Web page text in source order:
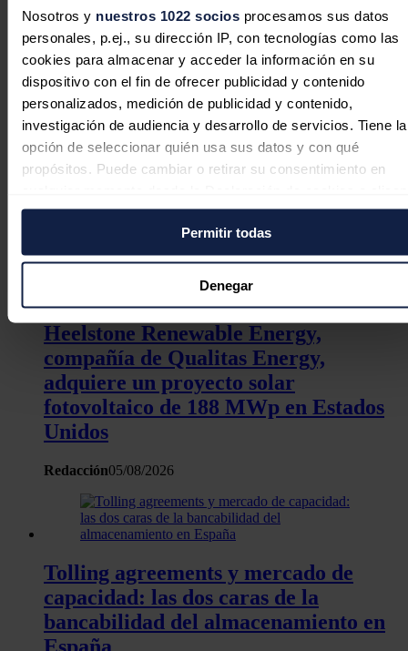
Nosotros y nuestros 1022 sociosprocesamos sus datos
personales, p.ej., su dirección IP, con tecnologías como las
cookies para almacenar y acceder la información en su
dispositivo con el fin de ofrecer publicidad y contenido
personalizados, medición de publicidad y contenido,
investigación de audiencia y desarrollo de servicios. Tiene la
opción de seleccionar quién usa sus datos y con qué
propósitos. Puede cambiar o retirar su consentimiento en
en el Menú de consentimiento.
Si lo permite, también quisiéramos:
Recopilar información sobre su ubicación geográfica
puede tener una precisión de varios metros
Identificar su dispositivo analizándolo activamente
buscar características específicas (huellas digitales)
Obtenga más información sobre cómo se procesan sus
personales y establezca sus preferencias en la
datos. Puede cambiar o retirar su consentimiento en
momento en la Declaración de cookies.
contenido y los anuncios, ofrecer funciones de redes
analizar el tráfico. Además, compartimos información sobre
uso que haga del sitio web con nuestros partners de redes
sociales, publicidad y análisis web, quienes pueden
con otra información que les haya proporcionado o que
recopilado a partir del uso que haya hecho de sus servicios.
Permitir todas
Denegar
Jaime Santisteban07/08/2026
Los spreads récord de julio en España
y Portugal refuerzan la señal para el
Aleasoft Energy Forecasting06/08/2026
Heelstone Renewable Energy,
compañía de Qualitas Energy,
adquiere un proyecto solar
fotovoltaico de 188 MWp en Estados
Unidos
Redacción05/08/2026
Tolling agreements y mercado de
capacidad: las dos caras de la
bancabilidad del almacenamiento en